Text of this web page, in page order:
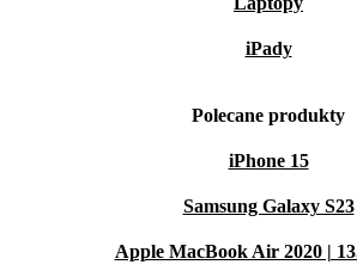
iPady
Polecane produkty
iPhone 15
Samsung Galaxy S23
Apple MacBook Air 2020 |